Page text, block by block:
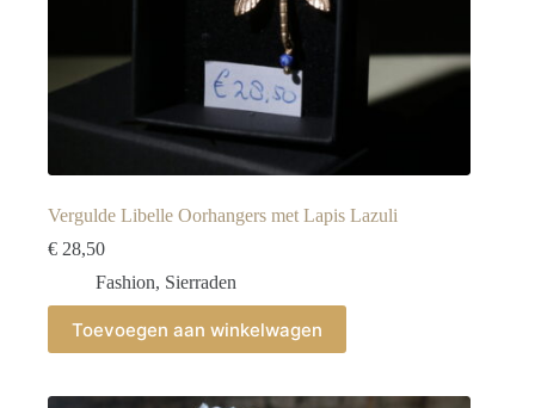
Vergulde Libelle Oorhangers met Lapis Lazuli
€ 28,50
Fashion, Sierraden
Toevoegen aan winkelwagen